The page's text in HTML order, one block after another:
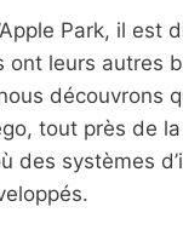
Park, il est
ont leurs
découvrons
tout près de
des systèmes